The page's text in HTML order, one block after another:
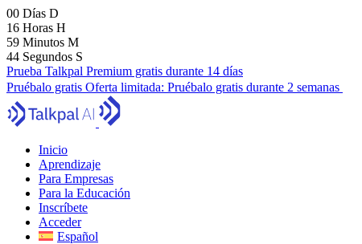
00 Días D
16 Horas H
59 Minutos M
43 Segundos S
Prueba Talkpal Premium gratis durante 14 días
Pruébalo gratis Oferta limitada: Pruébalo gratis durante 2 semanas
Inicio
Aprendizaje
Para Empresas
Para la Educación
Inscríbete
Acceder
Español